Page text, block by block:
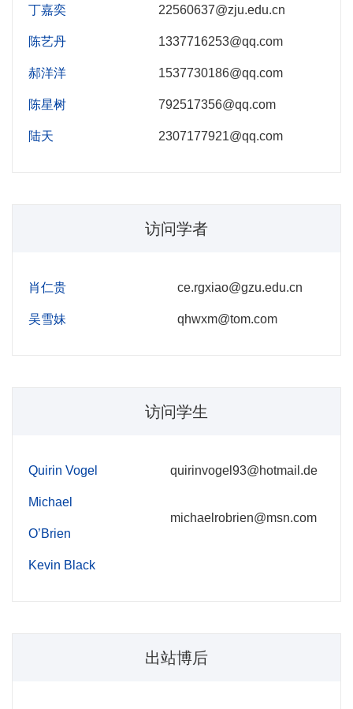
丁嘉奕 22560637@zju.edu.cn
陈艺丹 1337716253@qq.com
郝洋洋 1537730186@qq.com
陈星树 792517356@qq.com
陆天 2307177921@qq.com
访问学者
肖仁贵 ce.rgxiao@gzu.edu.cn
吴雪妹 qhwxm@tom.com
访问学生
Quirin Vogel quirinvogel93@hotmail.de
Michael
O’Brien
michaelrobrien@msn.com
Kevin Black
出站博后